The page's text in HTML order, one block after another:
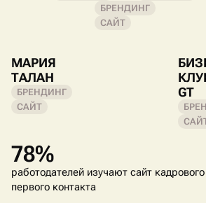
МАРИЯ
ТАЛАН
БРЕНДИНГ
САЙТ
БРЕНДИНГ
САЙТ
GT
78%
работодателей изучают сайт
первого контакта